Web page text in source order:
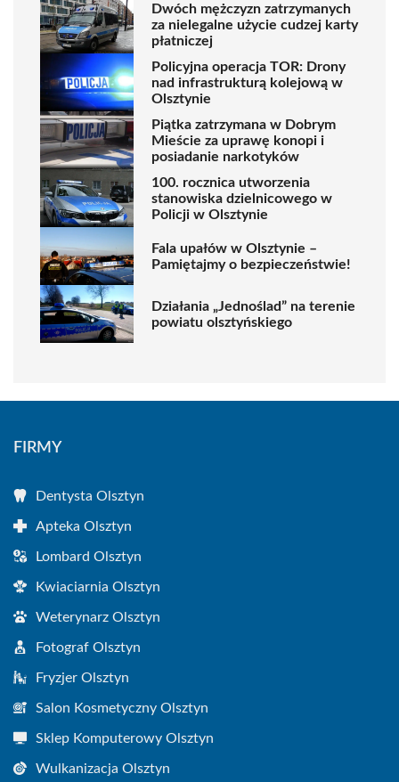
Dwóch mężczyzn zatrzymanych
za nielegalne użycie cudzej karty
płatniczej
Policyjna operacja TOR: Drony
nad infrastrukturą kolejową w
Olsztynie
Piątka zatrzymana w Dobrym
Mieście za uprawę konopi i
posiadanie narkotyków
100. rocznica utworzenia
stanowiska dzielnicowego w
Policji w Olsztynie
Fala upałów w Olsztynie –
Pamiętajmy o bezpieczeństwie!
Działania „Jednoślad” na terenie
powiatu olsztyńskiego
FIRMY
Dentysta Olsztyn
Apteka Olsztyn
Lombard Olsztyn
Kwiaciarnia Olsztyn
Weterynarz Olsztyn
Fotograf Olsztyn
Fryzjer Olsztyn
Salon Kosmetyczny Olsztyn
Sklep Komputerowy Olsztyn
Wulkanizacja Olsztyn